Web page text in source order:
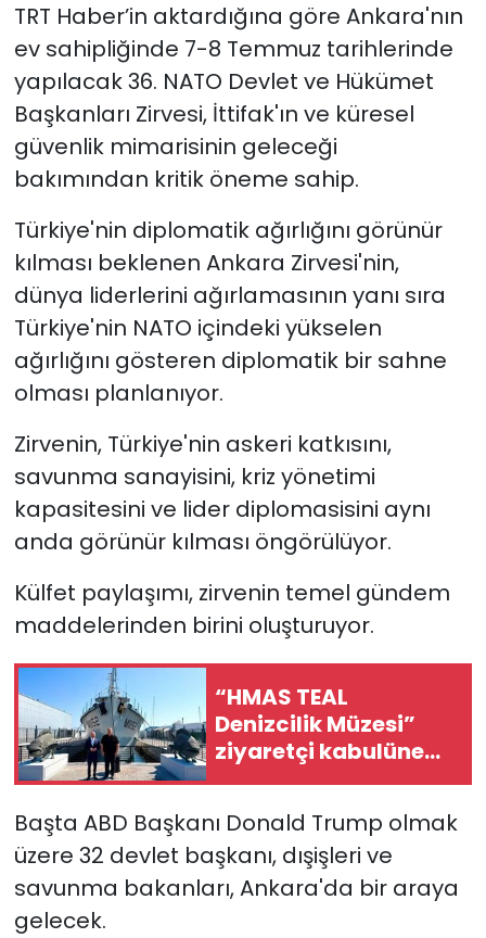
TRT Haber’in aktardığına göre Ankara'nın
ev sahipliğinde 7-8 Temmuz tarihlerinde
yapılacak 36.⁠ ⁠NATO Devlet ve Hükümet
Başkanları Zirvesi, İttifak'ın ve küresel
güvenlik mimarisinin geleceği
bakımından kritik öneme sahip.
Türkiye'nin diplomatik ağırlığını görünür
kılması beklenen Ankara Zirvesi'nin,
dünya liderlerini ağırlamasının yanı sıra
Türkiye'nin NATO içindeki yükselen
ağırlığını gösteren diplomatik bir sahne
olması planlanıyor.
Zirvenin, Türkiye'nin askeri katkısını,
savunma sanayisini, kriz yönetimi
kapasitesini ve lider diplomasisini aynı
anda görünür kılması öngörülüyor.
Külfet paylaşımı, zirvenin temel gündem
maddelerinden birini oluşturuyor.
“HMAS TEAL
Denizcilik Müzesi”
ziyaretçi kabulüne
başladı
Başta ABD Başkanı Donald Trump olmak
üzere 32 devlet başkanı, dışişleri ve
savunma bakanları, Ankara'da bir araya
gelecek.
TÜRKiYE
Video Galeri
YAŞAM
Yazarlar